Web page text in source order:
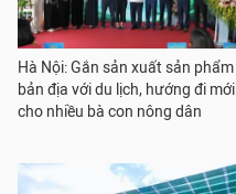
Hà Nội: Gắn sản xuất sản phẩm
bản địa với du lịch, hướng đi mới
cho nhiều bà con nông dân